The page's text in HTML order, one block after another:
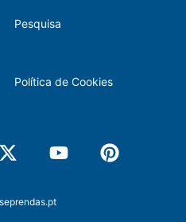
Pesquisa
Política de Cookies
X Youtube Pinterest